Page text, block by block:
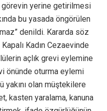
görevin yerine getirilmesi
bu yasada öngörülen
denildi. Kararda söz
Kadın Cezaevinde
açlık grevi eylemine
önünde oturma eylemi
yakını olan müştekilere
kasten yaralama, kanuna